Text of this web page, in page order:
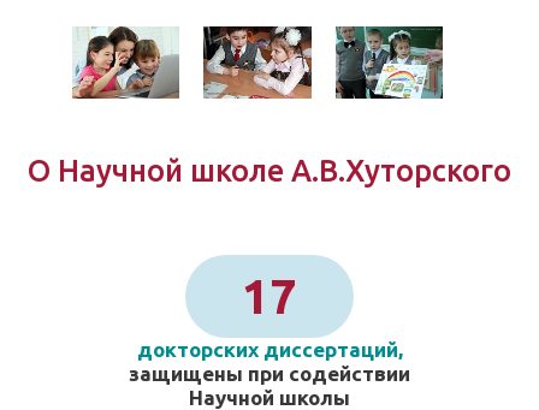
О Научной школе А.В.Хуторского
17
докторских диссертаций,
защищены при содействии
Научной школы